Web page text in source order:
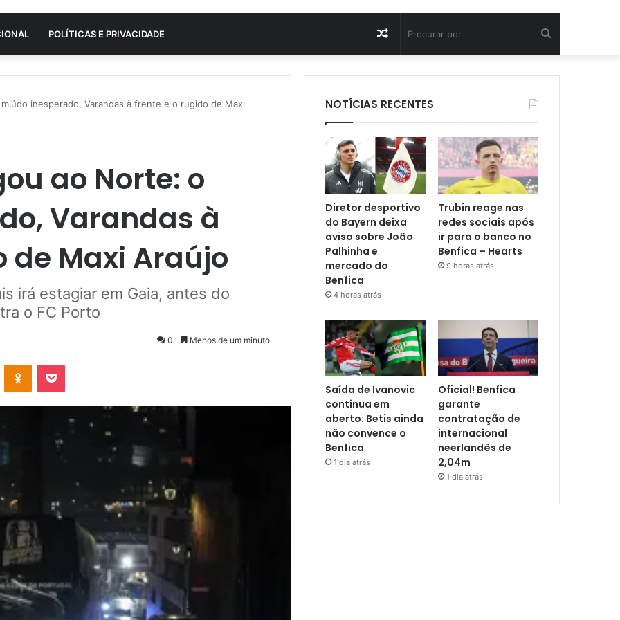
POLÍTICAS E PRIVACIDADE
por
Artigo
aleatório
inesperado, Varandas à frente e o rugido de Maxi
ao Norte: o
Varandas à
de Maxi Araújo
irá estagiar em Gaia, antes do
o FC Porto
0 Menos de um minuto
OK Pocket
NOTÍCIAS RECENTES
Diretor desportivo
do Bayern deixa
aviso sobre João
Palhinha e
mercado do
Benfica
4 horas atrás
Trubin reage nas
redes sociais após
ir para o banco no
Benfica – Hearts
9 horas atrás
Saída de Ivanovic
continua em
aberto: Betis ainda
não convence o
Benfica
1 dia atrás
Oficial! Benfica
garante
contratação de
internacional
neerlandês de
2,04m
1 dia atrás